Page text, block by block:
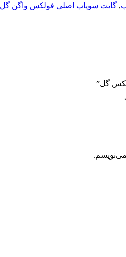
, گایت سوپاپ اصلی فولکس واگن گل
گل”
می‌نویسم.